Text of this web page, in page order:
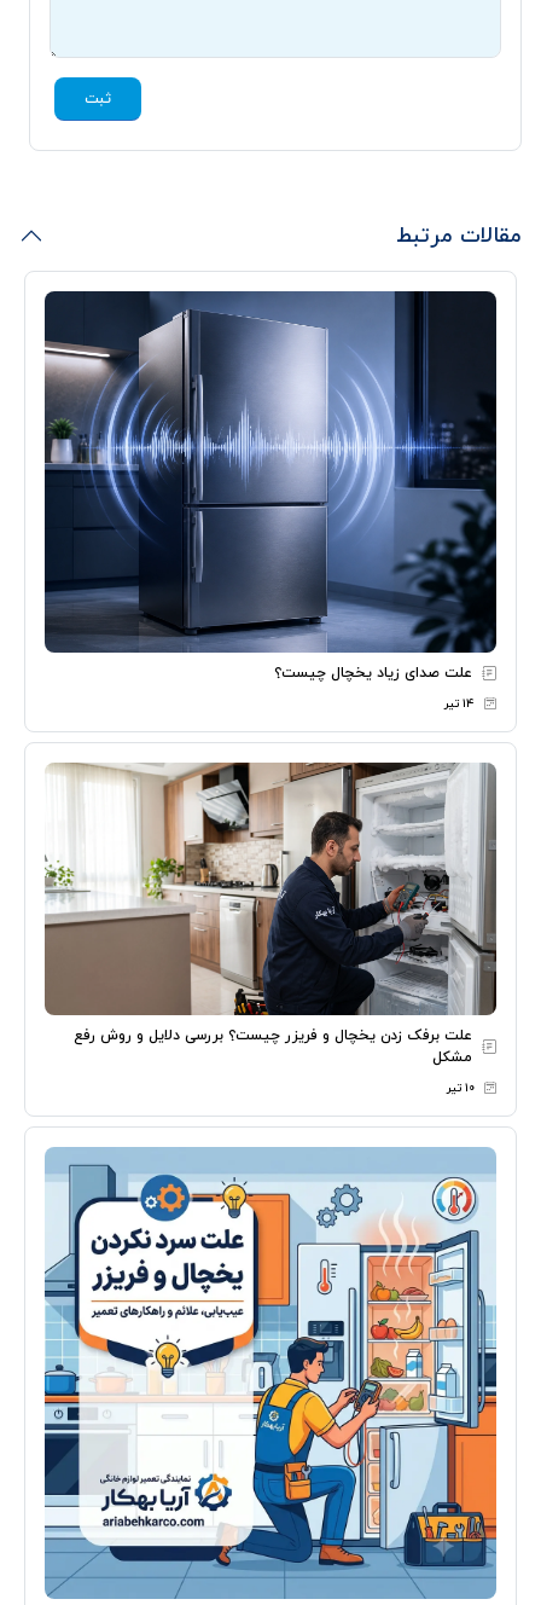
ثبت
مقالات مرتبط
علت صدای زیاد یخچال چیست؟
۱۴ تیر
علت برفک زدن یخچال و فریزر چیست؟ بررسی دلایل و روش رفع
مشکل
۱۰ تیر